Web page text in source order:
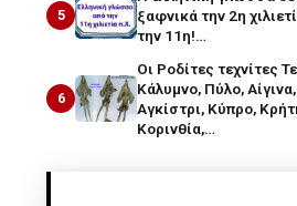
5
ξαφνικά την 2η
την 11η!…
6
Οι Ροδίτες τεχνίτες
Κάλυμνο, Πύλο,
Αγκίστρι, Κύπρο,
Κορινθία,…